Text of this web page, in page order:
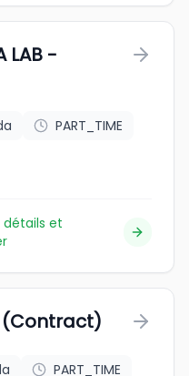
LAB -
PART_TIME
détails et
PART_TIME